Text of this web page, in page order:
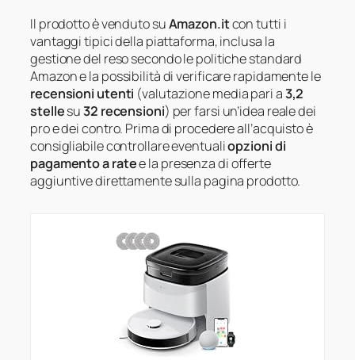
Il prodotto è venduto suAmazon.itcon tutti i
vantaggi tipici della piattaforma, inclusa la
gestione del reso secondo le politiche standard
Amazon e la possibilità di verificare rapidamente le
recensioni utenti (valutazione media pari a3,2
stellesu32 recensioni) per farsi un’idea reale dei
pro e dei contro. Prima di procedere all’acquisto è
consigliabile controllare eventualiopzioni di
pagamento a ratee la presenza di offerte
aggiuntive direttamente sulla pagina prodotto.